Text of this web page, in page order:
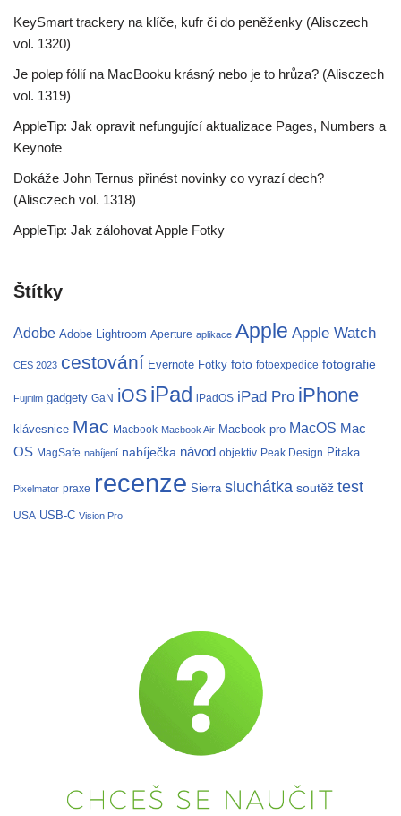
KeySmart trackery na klíče, kufr či do peněženky (Alisczech
vol. 1320)
Je polep fólií na MacBooku krásný nebo je to hrůza? (Alisczech
vol. 1319)
AppleTip: Jak opravit nefungující aktualizace Pages, Numbers a
Keynote
Dokáže John Ternus přinést novinky co vyrazí dech?
(Alisczech vol. 1318)
AppleTip: Jak zálohovat Apple Fotky
Štítky
Adobe Adobe Lightroom Aperture aplikace Apple Apple Watch
CES 2023 cestování Evernote Fotky foto fotoexpedice fotografie
Fujifilm gadgety GaN iOS iPad iPadOS iPad Pro iPhone
klávesnice Mac Macbook Macbook Air Macbook pro MacOS Mac
OS MagSafe nabíjení nabíječka návod objektiv Peak Design Pitaka
Pixelmator praxe recenze Sierra sluchátka soutěž test
USA USB-C Vision Pro